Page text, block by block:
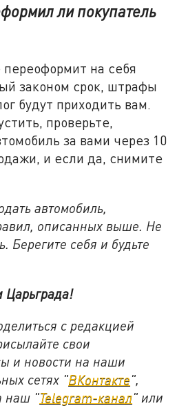
ли покупатель
на себя
законом срок, штрафы
будут приходить вам.
проверьте,
за вами через 10
и если да, снимите
автомобиль,
описанных выше. Не
Берегите себя и будьте
Царьграда!
с редакцией
свои
и новости на наши
сетях "ВКонтакте",
наш "Telegram-канал" или